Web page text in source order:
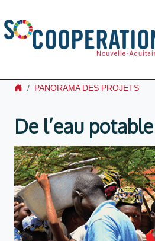
PANORAMA DES PROJETS
De l’eau